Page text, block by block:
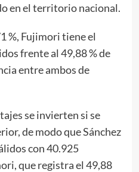
en el territorio nacional.
%, Fujimori tiene el
frente al 49,88 % de
entre ambos de
se invierten si se
de modo que Sánchez
con 40.925
que registra el 49,88